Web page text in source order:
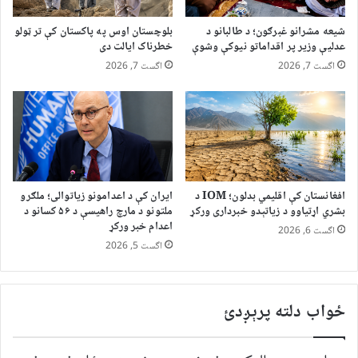
شیعه مشرانو غبرګون؛ د طالبانو د
عدلیې وزیر پر اقداماتو نیوکې وشوې
اگست 7, 2026
بلوچستان اوس په پاکستان کې تر ټولو
خطرناک ایالت دی
اگست 7, 2026
افغانستان کې اقلیمي بدلون؛ IOM د
بشري اړتیاوو د زیاتېدو خبرداری ورکړ
اگست 6, 2026
ایران کې د اعدامونو زیاتوالی؛ ملګرو
ملتونو د مارچ راهیسې د ۵۶ کسانو د
اعدام خبر ورکړ
اگست 5, 2026
ځواب دلته پرېږدئ